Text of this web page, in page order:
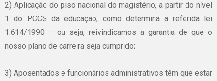
2) Aplicação do piso nacional do magistério, a partir do nível
1 do PCCS da educação, como determina a referida lei
1.614/1990 – ou seja, reivindicamos a garantia de que o
nosso plano de carreira seja cumprido;
3) Aposentados e funcionários administrativos têm que estar